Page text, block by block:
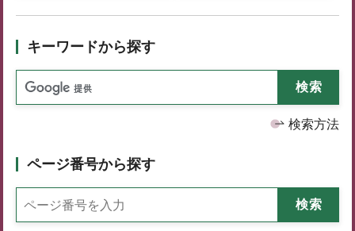
キーワードから探す
検索方法
ページ番号から探す